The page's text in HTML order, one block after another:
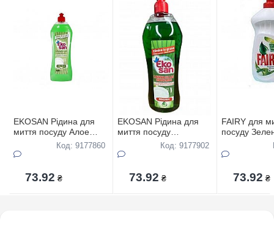
EKOSAN Рідина для
миття посуду Алое
Вера 800млКод: 9177860
73.92 ₴
EKOSAN Рідина для
миття посуду
Оригінальний 800мл
Код: 9177902
73.92 ₴
FAIRY для
посуду
73.92 ₴